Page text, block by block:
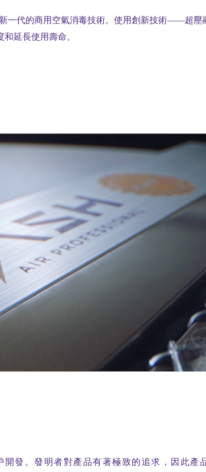
一代的商用空氣消毒技術。使用創新技術——超壓
延長使用壽命。
發。發明者對產品有著極致的追求，因此產